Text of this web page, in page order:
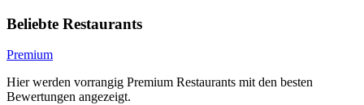
Beliebte Restaurants
Premium
Hier werden vorrangig Premium Restaurants mit den besten
Bewertungen angezeigt.